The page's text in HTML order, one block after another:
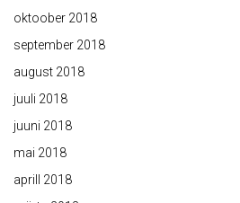
oktoober 2018
september 2018
august 2018
juuli 2018
juuni 2018
mai 2018
aprill 2018